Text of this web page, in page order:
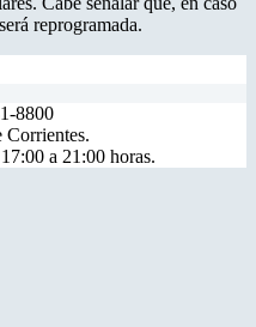
reprogramada.
8800
Corrientes.
a 21:00 horas.